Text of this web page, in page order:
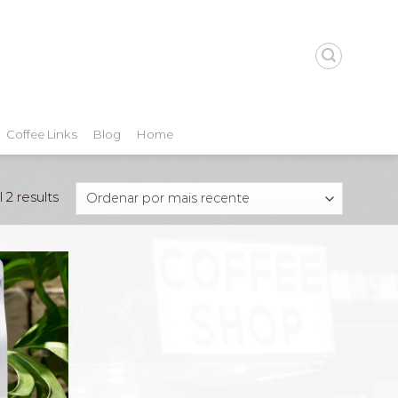
Coffee Links Blog Home
2 results